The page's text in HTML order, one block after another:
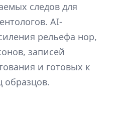
следов для
AI-
рельефа нор,
записей
и готовых к
образцов.